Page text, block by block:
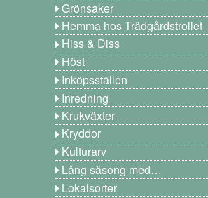
Grönsaker
Hemma hos Trädgårdstrollet
Hiss & Diss
Höst
Inköpsställen
Inredning
Krukväxter
Kryddor
Kulturarv
Lång säsong med…
Lokalsorter